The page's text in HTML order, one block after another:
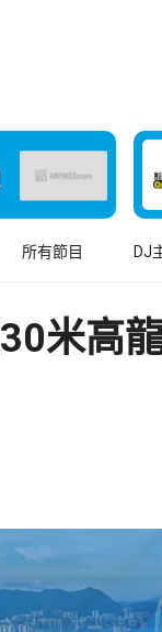
所有節目 DJ
米高